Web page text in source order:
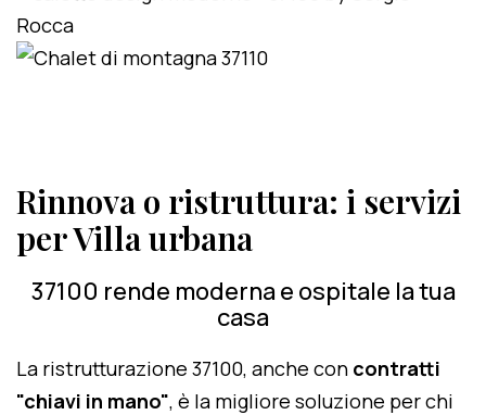
Rinnova o ristruttura: i servizi
per Villa urbana
37100 rende moderna e ospitale la tua
casa
La ristrutturazione 37100, anche con contratti
"chiavi in mano", è la migliore soluzione per chi